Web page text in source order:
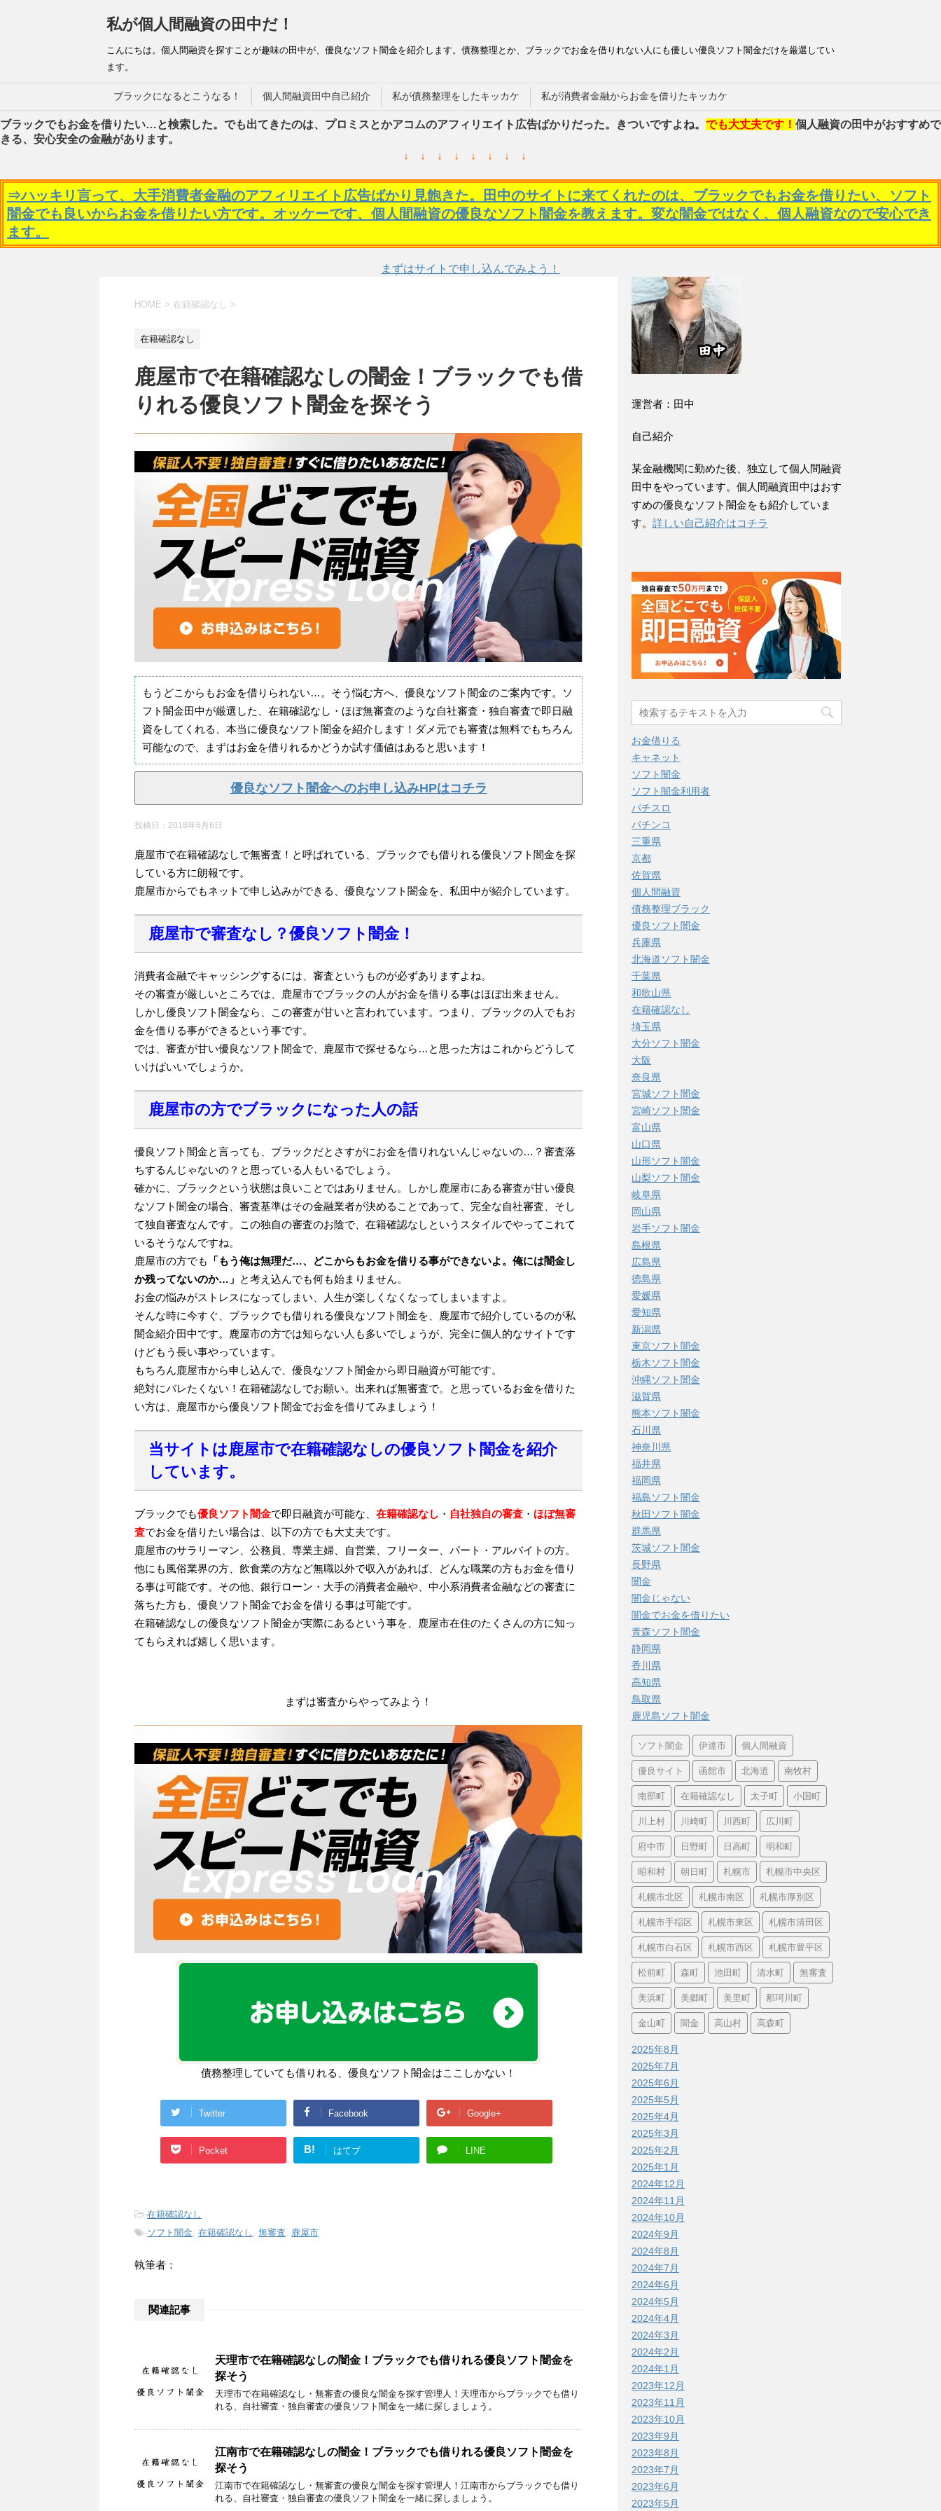
私が個人間融資の田中だ！
こんにちは。個人間融資を探すことが趣味の田中が、優良なソフト闇金を紹介します。債務整理とか、ブラックでお金を借りれない人にも優しい優良ソフト闇金だけを厳選してい
ます。
ブラックになるとこうなる！ 個人間融資田中自己紹介 私が債務整理をしたキッカケ 私が消費者金融からお金を借りたキッカケ
ブラックでもお金を借りたい…と検索した。でも出てきたのは、プロミスとかアコムのアフィリエイト広告ばかりだった。きついですよね。 でも大丈夫です！ 個人融資の田中がおすすめで
きる、安心安全の金融があります。
↓ ↓ ↓ ↓ ↓ ↓ ↓ ↓
⇒ハッキリ言って、大手消費者金融のアフィリエイト広告ばかり見飽きた。田中のサイトに来てくれたのは、ブラックでもお金を借りたい、ソフト
闇金でも良いからお金を借りたい方です。オッケーです、個人間融資の優良なソフト闇金を教えます。変な闇金ではなく、個人融資なので安心でき
ます。
まずはサイトで申し込んでみよう！
HOME > 在籍確認なし >
在籍確認なし
鹿屋市で在籍確認なしの闇金！ブラックでも借
りれる優良ソフト闇金を探そう
もうどこからもお金を借りられない…。そう悩む方へ、優良なソフト闇金のご案内です。ソ
フト闇金田中が厳選した、在籍確認なし・ほぼ無審査のような自社審査・独自審査で即日融
資をしてくれる、本当に優良なソフト闇金を紹介します！ダメ元でも審査は無料でもちろん
可能なので、まずはお金を借りれるかどうか試す価値はあると思います！
優良なソフト闇金へのお申し込みHPはコチラ
投稿日： 2018年6月6日
鹿屋市で在籍確認なしで無審査！と呼ばれている、ブラックでも借りれる優良ソフト闇金を探
している方に朗報です。
鹿屋市からでもネットで申し込みができる、優良なソフト闇金を、私田中が紹介しています。
鹿屋市で審査なし？優良ソフト闇金！
消費者金融でキャッシングするには、審査というものが必ずありますよね。
その審査が厳しいところでは、鹿屋市でブラックの人がお金を借りる事はほぼ出来ません。
しかし優良ソフト闇金なら、この審査が甘いと言われています。つまり、ブラックの人でもお
金を借りる事ができるという事です。
では、審査が甘い優良なソフト闇金で、鹿屋市で探せるなら…と思った方はこれからどうして
いけばいいでしょうか。
鹿屋市の方でブラックになった人の話
優良ソフト闇金と言っても、ブラックだとさすがにお金を借りれないんじゃないの…？審査落
ちするんじゃないの？と思っている人もいるでしょう。
確かに、ブラックという状態は良いことではありません。しかし鹿屋市にある審査が甘い優良
なソフト闇金の場合、審査基準はその金融業者が決めることであって、完全な自社審査、そし
て独自審査なんです。この独自の審査のお陰で、在籍確認なしというスタイルでやってこれて
いるそうなんですね。
鹿屋市の方でも
「もう俺は無理だ…、どこからもお金を借りる事ができないよ。俺には闇金し
か残ってないのか…」 と考え込んでも何も始まりません。
お金の悩みがストレスになってしまい、人生が楽しくなくなってしまいますよ。
そんな時に今すぐ、ブラックでも借りれる優良なソフト闇金を、鹿屋市で紹介しているのが私
闇金紹介田中です。鹿屋市の方では知らない人も多いでしょうが、完全に個人的なサイトです
けどもう長い事やっています。
もちろん鹿屋市から申し込んで、優良なソフト闇金から即日融資が可能です。
絶対にバレたくない！在籍確認なしでお願い。出来れば無審査で。と思っているお金を借りた
い方は、鹿屋市から優良ソフト闇金でお金を借りてみましょう！
当サイトは鹿屋市で在籍確認なしの優良ソフト闇金を紹介
しています。
ブラックでも優良ソフト闇金で即日融資が可能な、 在籍確認なし ・ 自社独自の審査 ・ ほぼ無審
査でお金を借りたい場合は、以下の方でも大丈夫です。
鹿屋市のサラリーマン、公務員、専業主婦、自営業、フリーター、パート・アルバイトの方。
他にも風俗業界の方、飲食業の方など無職以外で収入があれば、どんな職業の方もお金を借り
る事は可能です。その他、銀行ローン・大手の消費者金融や、中小系消費者金融などの審査に
落ちた方も、優良ソフト闇金でお金を借りる事は可能です。
在籍確認なしの優良なソフト闇金が実際にあるという事を、鹿屋市在住のたくさんの方に知っ
てもらえれば嬉しく思います。
まずは審査からやってみよう！
債務整理していても借りれる、優良なソフト闇金はここしかない！
Twitter Facebook Google+
Pocket B! はてブ LINE
-在籍確認なし
-ソフト闇金, 在籍確認なし , 無審査, 鹿屋市
執筆者：
関連記事
天理市で在籍確認なしの闇金！ブラックでも借りれる優良ソフト闇金を
探そう
天理市で在籍確認なし・無審査の優良な闇金を探す管理人！天理市からブラックでも借り
れる、自社審査・独自審査の優良ソフト闇金を一緒に探しましょう。
江南市で在籍確認なしの闇金！ブラックでも借りれる優良ソフト闇金を
探そう
江南市で在籍確認なし・無審査の優良な闇金を探す管理人！江南市からブラックでも借り
れる、自社審査・独自審査の優良ソフト闇金を一緒に探しましょう。
運営者：田中
自己紹介
某金融機関に勤めた後、独立して個人間融資
田中をやっています。個人間融資田中はおす
すめの優良なソフト闇金をも紹介していま
す。 詳しい自己紹介はコチラ
お金借りる
キャネット
ソフト闇金
ソフト闇金利用者
パチスロ
パチンコ
三重県
京都
佐賀県
個人間融資
債務整理ブラック
優良ソフト闇金
兵庫県
北海道ソフト闇金
千葉県
和歌山県
在籍確認なし
埼玉県
大分ソフト闇金
大阪
奈良県
宮城ソフト闇金
宮崎ソフト闇金
富山県
山口県
山形ソフト闇金
山梨ソフト闇金
岐阜県
岡山県
岩手ソフト闇金
島根県
広島県
徳島県
愛媛県
愛知県
新潟県
東京ソフト闇金
栃木ソフト闇金
沖縄ソフト闇金
滋賀県
熊本ソフト闇金
石川県
神奈川県
福井県
福岡県
福島ソフト闇金
秋田ソフト闇金
群馬県
茨城ソフト闇金
長野県
闇金
闇金じゃない
闇金でお金を借りたい
青森ソフト闇金
静岡県
香川県
高知県
鳥取県
鹿児島ソフト闇金
ソフト闇金 伊達市 個人間融資
優良サイト 函館市 北海道 南牧村
南部町 在籍確認なし 太子町 小国町
川上村 川崎町 川西町 広川町
府中市 日野町 日高町 明和町
昭和村 朝日町 札幌市 札幌市中央区
札幌市北区 札幌市南区 札幌市厚別区
札幌市手稲区 札幌市東区 札幌市清田区
札幌市白石区 札幌市西区 札幌市豊平区
松前町 森町 池田町 清水町 無審査
美浜町 美郷町 美里町 那珂川町
金山町 闇金 高山村 高森町
2025年8月
2025年7月
2025年6月
2025年5月
2025年4月
2025年3月
2025年2月
2025年1月
2024年12月
2024年11月
2024年10月
2024年9月
2024年8月
2024年7月
2024年6月
2024年5月
2024年4月
2024年3月
2024年2月
2024年1月
2023年12月
2023年11月
2023年10月
2023年9月
2023年8月
2023年7月
2023年6月
2023年5月